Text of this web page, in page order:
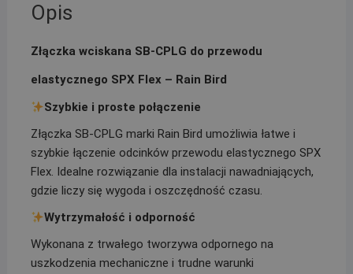
Opis
Złączka wciskana SB-CPLG do przewodu
elastycznego SPX Flex – Rain Bird
Szybkie i proste połączenie
Złączka SB-CPLG marki Rain Bird umożliwia łatwe i
szybkie łączenie odcinków przewodu elastycznego SPX
Flex. Idealne rozwiązanie dla instalacji nawadniających,
gdzie liczy się wygoda i oszczędność czasu.
Wytrzymałość i odporność
Wykonana z trwałego tworzywa odpornego na
uszkodzenia mechaniczne i trudne warunki